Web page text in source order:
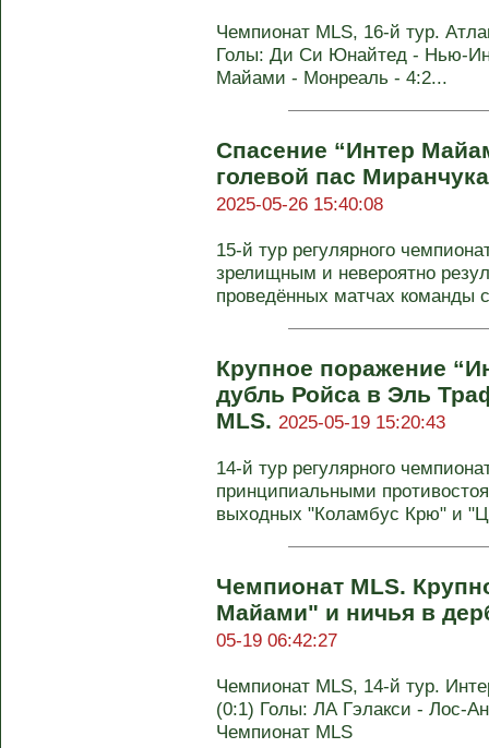
Чемпионат MLS, 16-й тур.
Голы: Ди Си Юнайтед - Нью-
Майами - Монреаль - 4:2...
Спасение “Интер
голевой пас
2025-05-26 15:40:08
15-й тур регулярного
зрелищным и невероятно
проведённых матчах команды
Крупное поражение
дубль Ройса в Эль
MLS. 2025-05-19 15:20:43
14-й тур регулярного
принципиальными
выходных "Коламбус Крю" и
Чемпионат MLS.
Майами" и ничья в
05-19 06:42:27
Чемпионат MLS, 14-й тур.
(0:1) Голы: ЛА Гэлакси - Лос-
Чемпионат MLS